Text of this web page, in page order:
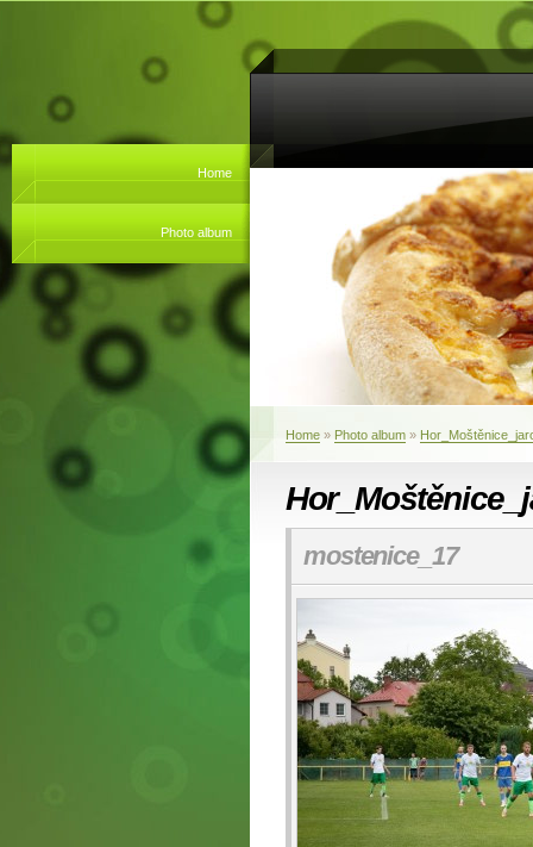
Home
Photo album
Home » Photo album »
mostenice_17